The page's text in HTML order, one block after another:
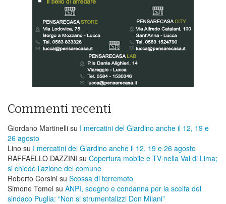
Commenti recenti
Giordano Martinelli su I mercatini del Giardino anche il 12, 19 e
26 agosto
Lino su I mercatini del Giardino anche il 12, 19 e 26 agosto
RAFFAELLO DAZZINI su ​Copertura mobile e TV nella Val di Lima;
si chiede l’azione del comune
Roberto Corsini su Scossa di terremoto
Simone Tomei su ANPI, sdegno e condanna per la scelta del
sindaco Puglia: “Non si strumentalizzi Don Milani”